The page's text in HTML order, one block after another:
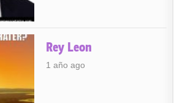
Rey Leon
1 año ago